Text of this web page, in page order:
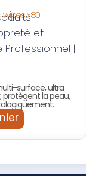
wipes x80
et
Professionnel |
surface, ultra
la peau,